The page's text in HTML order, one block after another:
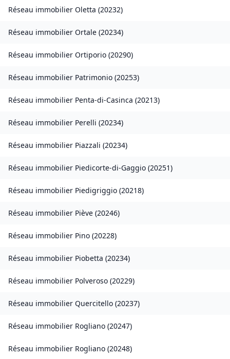
Réseau immobilier Oletta (20232)
Réseau immobilier Ortale (20234)
Réseau immobilier Ortiporio (20290)
Réseau immobilier Patrimonio (20253)
Réseau immobilier Penta-di-Casinca (20213)
Réseau immobilier Perelli (20234)
Réseau immobilier Piazzali (20234)
Réseau immobilier Piedicorte-di-Gaggio (20251)
Réseau immobilier Piedigriggio (20218)
Réseau immobilier Piève (20246)
Réseau immobilier Pino (20228)
Réseau immobilier Piobetta (20234)
Réseau immobilier Polveroso (20229)
Réseau immobilier Quercitello (20237)
Réseau immobilier Rogliano (20247)
Réseau immobilier Rogliano (20248)